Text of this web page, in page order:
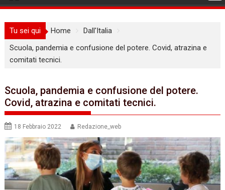
Tu sei qui Home
Dall'Italia
Scuola, pandemia e confusione del potere. Covid, atrazina e
comitati tecnici.
Scuola, pandemia e confusione del potere.
Covid, atrazina e comitati tecnici.
18 Febbraio 2022 Redazione_web